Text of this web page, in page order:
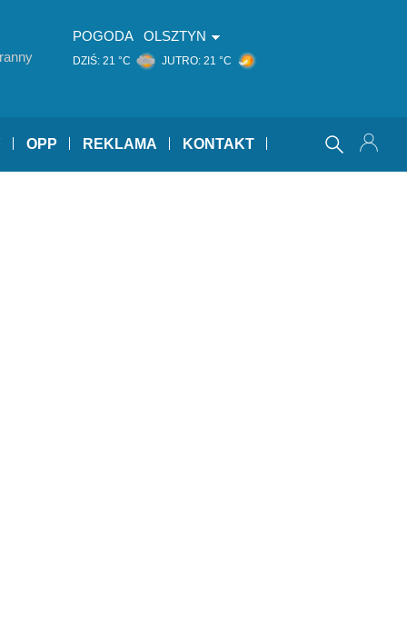
POGODA OLSZTYN
DZIŚ: 21 °C JUTRO: 21 °C
OPP REKLAMA KONTAKT